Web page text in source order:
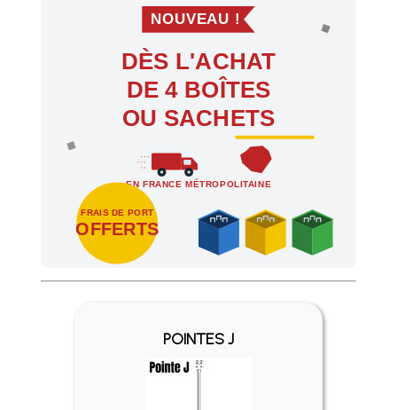
NOUVEAU !
DÈS L'ACHAT
DE 4 BOÎTES
OU SACHETS
EN FRANCE MÉTROPOLITAINE
FRAIS DE PORT
OFFERTS
Profitez des Frais de port offerts en France
POINTES J